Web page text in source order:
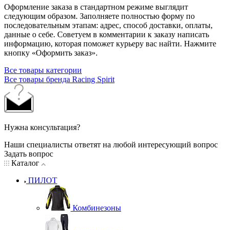
Оформление заказа в стандартном режиме выглядит
следующим образом. Заполняете полностью форму по
последовательным этапам: адрес, способ доставки, оплаты,
данные о себе. Советуем в комментарии к заказу написать
информацию, которая поможет курьеру вас найти. Нажмите
кнопку «Оформить заказ».
Все товары категории
Все товары бренда Racing Spirit
Нужна консультация?
Наши специалисты ответят на любой интересующий вопрос
Задать вопрос
Каталог
ПИЛОТ
Комбинезоны